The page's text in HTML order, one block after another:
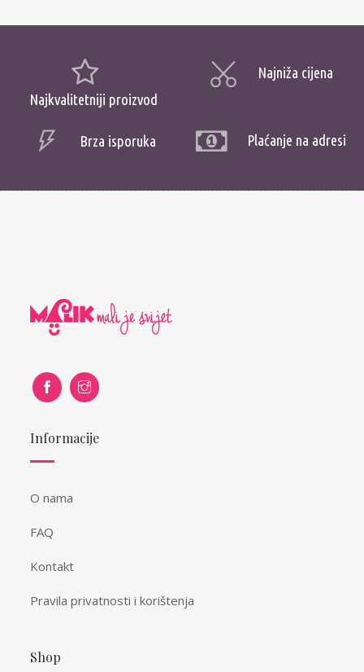
Najkvalitetniji proizvod
Najniža cijena
Brza isporuka Plaćanje na adresi
Informacije
O nama
FAQ
Kontakt
Pravila privatnosti i korištenja
Shop